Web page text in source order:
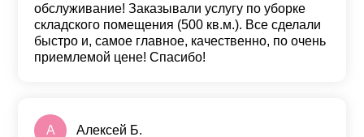
обслуживание! Заказывали услугу по уборке
складского помещения (500 кв.м.). Все сделали
быстро и, самое главное, качественно, по очень
приемлемой цене! Спасибо!
А Алексей Б.